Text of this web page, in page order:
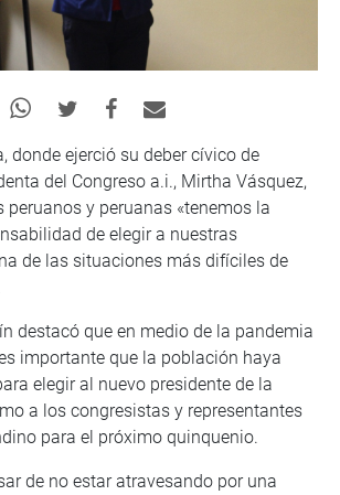
donde ejerció su deber cívico de
del Congreso a.i., Mirtha Vásquez,
peruanos y peruanas «tenemos la
de elegir a nuestras
de las situaciones más difíciles de
destacó que en medio de la pandemia
importante que la población haya
elegir al nuevo presidente de la
a los congresistas y representantes
para el próximo quinquenio.
de no estar atravesando por una